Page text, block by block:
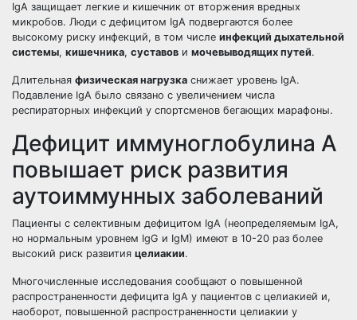
IgA защищает легкие и кишечник от вторжения вредных
микробов. Люди с дефицитом IgA подвергаются более
высокому риску инфекций, в том числе инфекций дыхательной
системы, кишечника, суставов и мочевыводящих путей.
Длительная физическая нагрузка снижает уровень IgA.
Подавление IgA было связано с увеличением числа
респираторных инфекций у спортсменов бегающих марафоны.
Дефицит иммуноглобулина А
повышает риск развития
аутоиммунных заболеваний
Пациенты с селективным дефицитом IgA (неопределяемым IgA,
но нормальным уровнем IgG и IgM) имеют в 10-20 раз более
высокий риск развития целиакии.
Многочисленные исследования сообщают о повышенной
распространенности дефицита IgA у пациентов с целиакией и,
наоборот, повышенной распространенности целиакии у